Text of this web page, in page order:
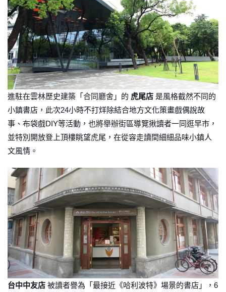
進駐在雲林歷史建築「合同廳舍」的 虎尾店 是風格截然不同的
小鎮書店，此次24小時不打烊除結合地方文化策畫戲偶說故
事、布袋戲DIY等活動，也將舉辦街區導覽揪讀者一同逛早市，
並特別開放登上頂樓眺望虎尾，在從容走讀間細細品味小鎮人
文風情。
台中中友店 被讀者譽為「最接近《哈利波特》場景的書店」，6